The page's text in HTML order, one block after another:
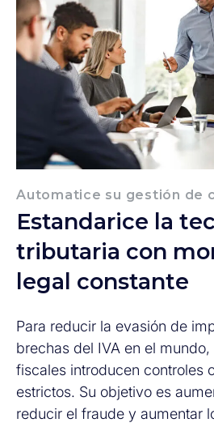
Automatice su gestión de
Estandarice la
tributaria con
legal constante
Para reducir la evasión de
brechas del IVA en el
fiscales introducen controles
estrictos. Su objetivo es
reducir el fraude y aumentar